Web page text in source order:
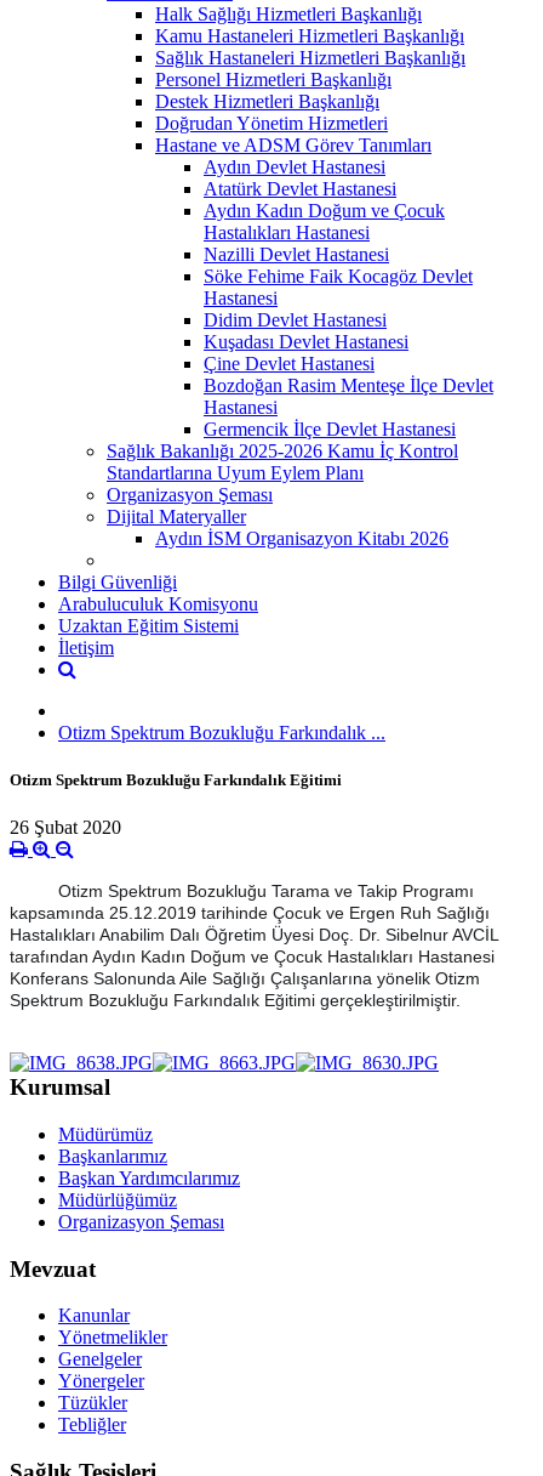
Halk Sağlığı Hizmetleri Başkanlığı
Kamu Hastaneleri Hizmetleri Başkanlığı
Sağlık Hastaneleri Hizmetleri Başkanlığı
Personel Hizmetleri Başkanlığı
Destek Hizmetleri Başkanlığı
Doğrudan Yönetim Hizmetleri
Hastane ve ADSM Görev Tanımları
Aydın Devlet Hastanesi
Atatürk Devlet Hastanesi
Aydın Kadın Doğum ve Çocuk
Hastalıkları Hastanesi
Nazilli Devlet Hastanesi
Söke Fehime Faik Kocagöz Devlet
Hastanesi
Didim Devlet Hastanesi
Kuşadası Devlet Hastanesi
Çine Devlet Hastanesi
Bozdoğan Rasim Menteşe İlçe Devlet
Hastanesi
Germencik İlçe Devlet Hastanesi
Sağlık Bakanlığı 2025-2026 Kamu İç Kontrol
Standartlarına Uyum Eylem Planı
Organizasyon Şeması
Dijital Materyaller
Aydın İSM Organisazyon Kitabı 2026
Bilgi Güvenliği
Arabuluculuk Komisyonu
Uzaktan Eğitim Sistemi
İletişim
Otizm Spektrum Bozukluğu Farkındalık ...
Otizm Spektrum Bozukluğu Farkındalık Eğitimi
26 Şubat 2020
Otizm Spektrum Bozukluğu Tarama ve Takip Programı
kapsamında 25.12.2019 tarihinde Çocuk ve Ergen Ruh Sağlığı
Hastalıkları Anabilim Dalı Öğretim Üyesi Doç. Dr. Sibelnur AVCİL
tarafından Aydın Kadın Doğum ve Çocuk Hastalıkları Hastanesi
Konferans Salonunda Aile Sağlığı Çalışanlarına yönelik Otizm
Spektrum Bozukluğu Farkındalık Eğitimi gerçekleştirilmiştir.
Kurumsal
Müdürümüz
Başkanlarımız
Başkan Yardımcılarımız
Müdürlüğümüz
Organizasyon Şeması
Mevzuat
Kanunlar
Yönetmelikler
Genelgeler
Yönergeler
Tüzükler
Tebliğler